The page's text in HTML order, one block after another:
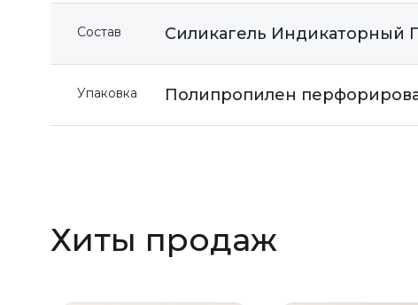
Состав Силикагель Индикаторный
Упаковка Полипропилен
Хиты продаж